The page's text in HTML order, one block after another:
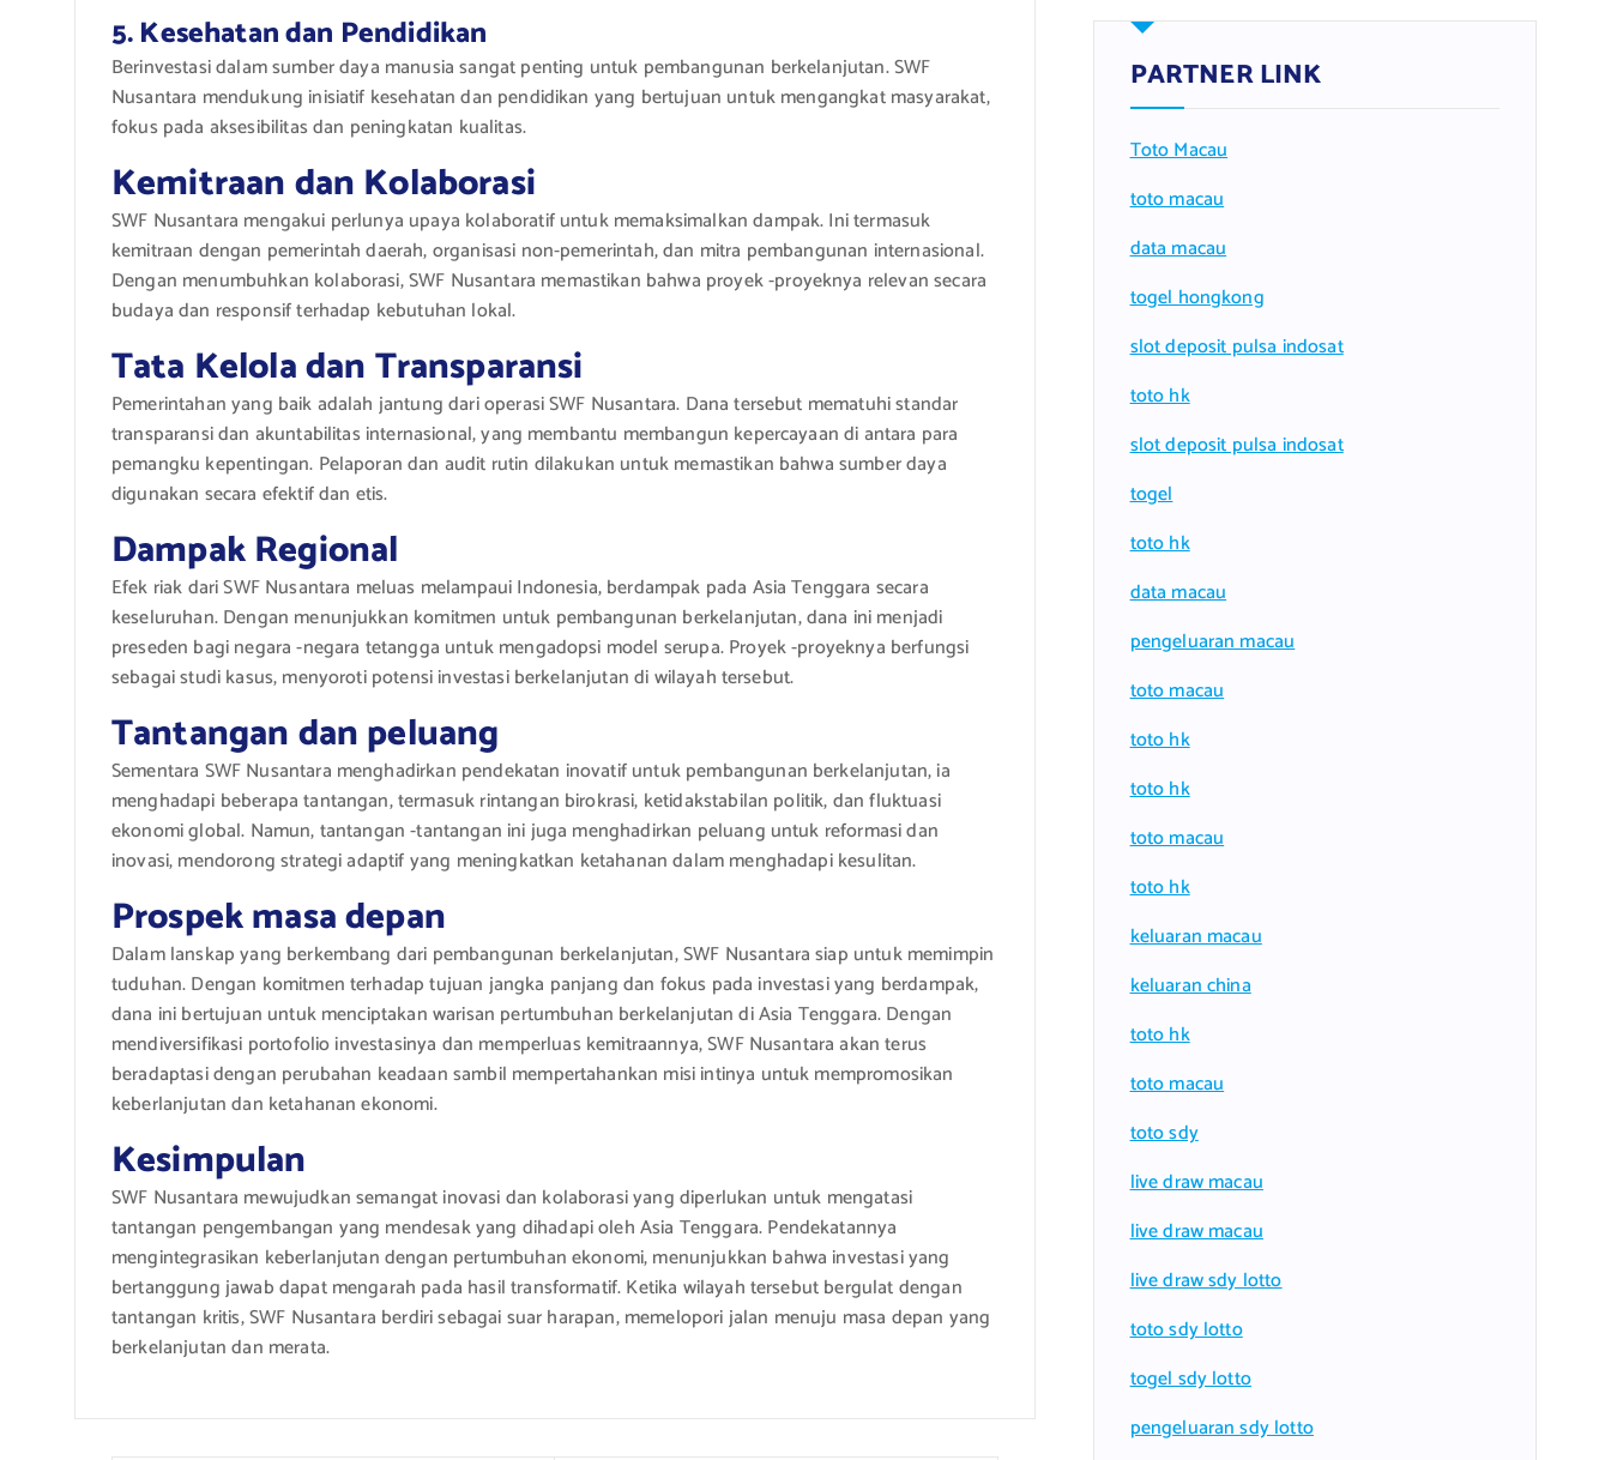
5. Kesehatan dan Pendidikan
Berinvestasi dalam sumber daya manusia sangat penting untuk pembangunan berkelanjutan. SWF
Nusantara mendukung inisiatif kesehatan dan pendidikan yang bertujuan untuk mengangkat masyarakat,
fokus pada aksesibilitas dan peningkatan kualitas.
Kemitraan dan Kolaborasi
SWF Nusantara mengakui perlunya upaya kolaboratif untuk memaksimalkan dampak. Ini termasuk
kemitraan dengan pemerintah daerah, organisasi non-pemerintah, dan mitra pembangunan internasional.
Dengan menumbuhkan kolaborasi, SWF Nusantara memastikan bahwa proyek -proyeknya relevan secara
budaya dan responsif terhadap kebutuhan lokal.
Tata Kelola dan Transparansi
Pemerintahan yang baik adalah jantung dari operasi SWF Nusantara. Dana tersebut mematuhi standar
transparansi dan akuntabilitas internasional, yang membantu membangun kepercayaan di antara para
pemangku kepentingan. Pelaporan dan audit rutin dilakukan untuk memastikan bahwa sumber daya
digunakan secara efektif dan etis.
Dampak Regional
Efek riak dari SWF Nusantara meluas melampaui Indonesia, berdampak pada Asia Tenggara secara
keseluruhan. Dengan menunjukkan komitmen untuk pembangunan berkelanjutan, dana ini menjadi
preseden bagi negara -negara tetangga untuk mengadopsi model serupa. Proyek -proyeknya berfungsi
sebagai studi kasus, menyoroti potensi investasi berkelanjutan di wilayah tersebut.
Tantangan dan peluang
Sementara SWF Nusantara menghadirkan pendekatan inovatif untuk pembangunan berkelanjutan, ia
menghadapi beberapa tantangan, termasuk rintangan birokrasi, ketidakstabilan politik, dan fluktuasi
ekonomi global. Namun, tantangan -tantangan ini juga menghadirkan peluang untuk reformasi dan
inovasi, mendorong strategi adaptif yang meningkatkan ketahanan dalam menghadapi kesulitan.
Prospek masa depan
Dalam lanskap yang berkembang dari pembangunan berkelanjutan, SWF Nusantara siap untuk memimpin
tuduhan. Dengan komitmen terhadap tujuan jangka panjang dan fokus pada investasi yang berdampak,
dana ini bertujuan untuk menciptakan warisan pertumbuhan berkelanjutan di Asia Tenggara. Dengan
mendiversifikasi portofolio investasinya dan memperluas kemitraannya, SWF Nusantara akan terus
beradaptasi dengan perubahan keadaan sambil mempertahankan misi intinya untuk mempromosikan
keberlanjutan dan ketahanan ekonomi.
Kesimpulan
SWF Nusantara mewujudkan semangat inovasi dan kolaborasi yang diperlukan untuk mengatasi
tantangan pengembangan yang mendesak yang dihadapi oleh Asia Tenggara. Pendekatannya
mengintegrasikan keberlanjutan dengan pertumbuhan ekonomi, menunjukkan bahwa investasi yang
bertanggung jawab dapat mengarah pada hasil transformatif. Ketika wilayah tersebut bergulat dengan
tantangan kritis, SWF Nusantara berdiri sebagai suar harapan, memelopori jalan menuju masa depan yang
berkelanjutan dan merata.
PARTNER LINK
Toto Macau
toto macau
data macau
togel hongkong
slot deposit pulsa indosat
toto hk
slot deposit pulsa indosat
togel
toto hk
data macau
pengeluaran macau
toto macau
toto hk
toto hk
toto macau
toto hk
keluaran macau
keluaran china
toto hk
toto macau
toto sdy
live draw macau
live draw macau
live draw sdy lotto
toto sdy lotto
togel sdy lotto
pengeluaran sdy lotto